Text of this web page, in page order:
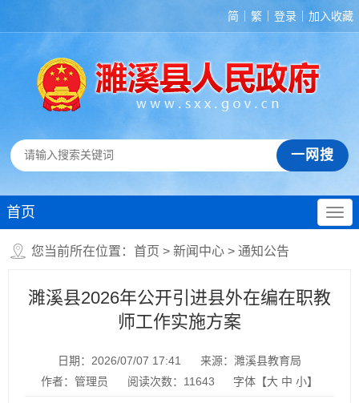
简 繁 登录 加入收藏
首页
您当前所在位置： 首页 > 新闻中心 > 通知公告
濉溪县2026年公开引进县外在编在职教
师工作实施方案
日期：2026/07/07 17:41
来源：濉溪县教育局
作者：管理员
阅读次数： 11643 字体【大 中 小】